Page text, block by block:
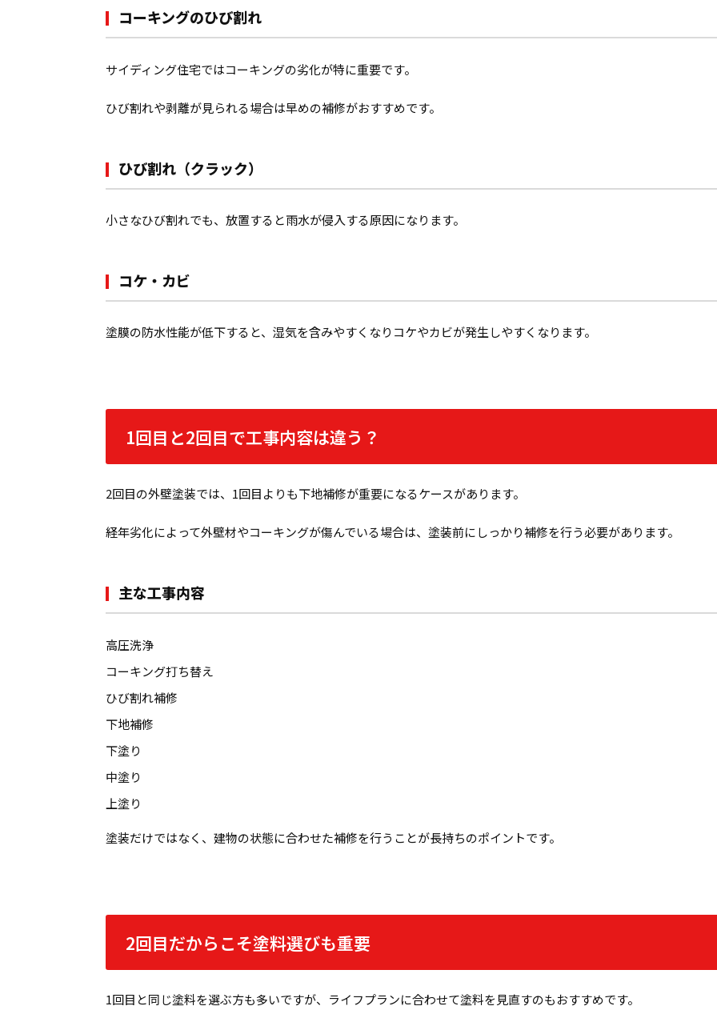
コーキングのひび割れ
サイディング住宅ではコーキングの劣化が特に重要です。
ひび割れや剥離が見られる場合は早めの補修がおすすめです。
ひび割れ（クラック）
小さなひび割れでも、放置すると雨水が侵入する原因になります。
コケ・カビ
塗膜の防水性能が低下すると、湿気を含みやすくなりコケやカビが発生しやすくなります。
1回目と2回目で工事内容は違う？
2回目の外壁塗装では、1回目よりも下地補修が重要になるケースがあります。
経年劣化によって外壁材やコーキングが傷んでいる場合は、塗装前にしっかり補修を行う必要があります。
主な工事内容
高圧洗浄
コーキング打ち替え
ひび割れ補修
下地補修
下塗り
中塗り
上塗り
塗装だけではなく、建物の状態に合わせた補修を行うことが長持ちのポイントです。
2回目だからこそ塗料選びも重要
1回目と同じ塗料を選ぶ方も多いですが、ライフプランに合わせて塗料を見直すのもおすすめです。